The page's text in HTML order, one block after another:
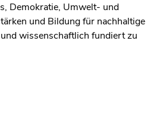
Demokratie, Umwelt- und
und Bildung für nachhaltige
wissenschaftlich fundiert zu